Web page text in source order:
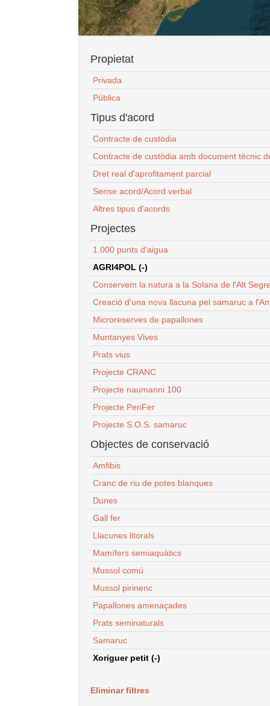
Propietat
Privada
Pública
Tipus d'acord
Contracte de custòdia
Contracte de custòdia amb document tècnic
Dret real d'aprofitament parcial
Sense acord/Acord verbal
Altres tipus d'acords
Projectes
1.000 punts d'aigua
AGRI4POL (-)
Conservem la natura a la Solana de l'Alt
Creació d'una nova llacuna pel samaruc a
Microreserves de papallones
Muntanyes Vives
Prats vius
Projecte CRANC
Projecte naumanni 100
Projecte PeriFer
Projecte S.O.S. samaruc
Objectes de conservació
Amfibis
Cranc de riu de potes blanques
Dunes
Gall fer
Llacunes litorals
Mamífers semiaquàtics
Mussol comú
Mussol pirinenc
Papallones amenaçades
Prats seminaturals
Samaruc
Xoriguer petit (-)
Eliminar filtres